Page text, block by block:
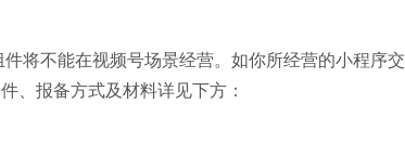
将不能在视频号场景经营。如你所经营的小程序
、报备方式及材料详见下方：